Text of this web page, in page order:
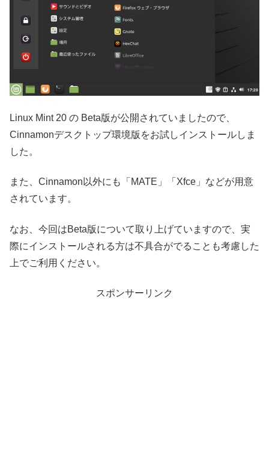
Linux Mint 20 の Beta版が公開されていましたので、
Cinnamonデスクトップ環境版をお試しインストールしま
した。
また、Cinnamon以外にも「MATE」「Xfce」などが用意
されています。
なお、今回はBeta版について取り上げていますので、実
際にインストールされる方は不具合がでることも考慮した
上でご利用ください。
スポンサーリンク